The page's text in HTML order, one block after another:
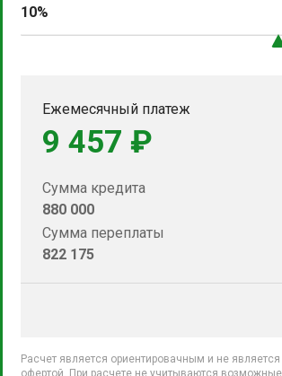
10%
Ежемесячный платеж
9 457 ₽
Сумма кредита
880 000
Сумма переплаты
822 175
Расчет является ориентировачным и не
офертой. При расчете не учитываются